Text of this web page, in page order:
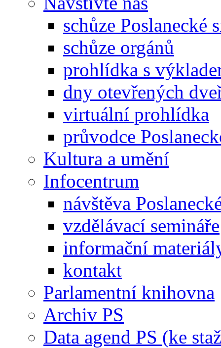
schůze Poslanecké
schůze orgánů
prohlídka s
dny otevřených
virtuální prohlídka
průvodce
Kultura a umění
Infocentrum
návštěva
vzdělávací semináře
informační
kontakt
Parlamentní knihovna
Archiv PS
Data agend PS (ke